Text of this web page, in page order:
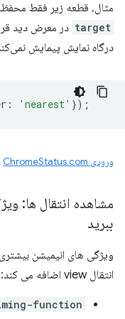
مثال، قطعه زیر فقط
target در معرض دید
درگاه نمایش پیمایش
: 'nearest' });
ورودی ChromeStatus.com
مشاهده انتقال ها:
ببرید
ویژگی های انیمیشن
انتقال view اضافه می کند:
function